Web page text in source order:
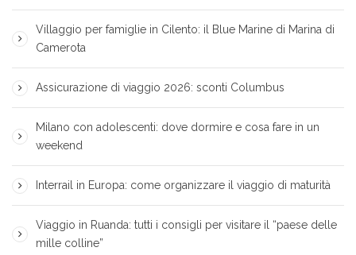
Villaggio per famiglie in Cilento: il Blue Marine di Marina di
Camerota
Assicurazione di viaggio 2026: sconti Columbus
Milano con adolescenti: dove dormire e cosa fare in un
weekend
Interrail in Europa: come organizzare il viaggio di maturità
Viaggio in Ruanda: tutti i consigli per visitare il “paese delle
mille colline”